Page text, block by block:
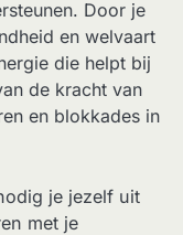
Door je
en welvaart
die helpt bij
de kracht van
en blokkades in
je jezelf uit
met je